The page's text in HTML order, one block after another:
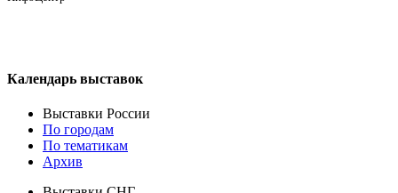
Календарь выставок
Выставки России
По городам
По тематикам
Архив